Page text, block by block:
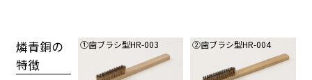
燐青銅の
特徴
①歯ブラシ型HR-003 ②歯ブラシ型HR-004